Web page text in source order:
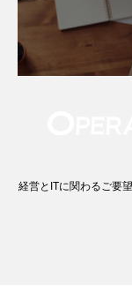
経営とITに関わるご要